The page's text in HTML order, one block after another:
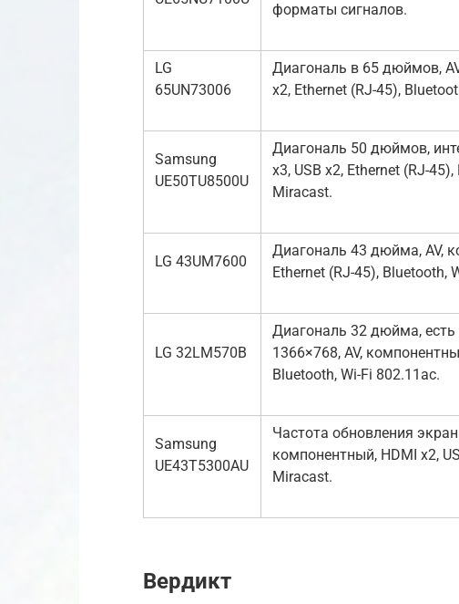
форматы сигналов.
LG
65UN73006
Диагональ в 65 дюймов,
x2, Ethernet (RJ-45),
Samsung
UE50TU8500U
Диагональ 50 дюймов,
x3, USB x2, Ethernet (RJ-
Miracast.
LG 43UM7600
Диагональ 43 дюйма, AV,
Ethernet (RJ-45), Bluetooth,
LG 32LM570B
Диагональ 32 дюйма,
1366×768, AV,
Bluetooth, Wi-Fi 802.11ac.
Samsung
UE43T5300AU
Частота обновления
компонентный, HDMI x2,
Miracast.
Вердикт